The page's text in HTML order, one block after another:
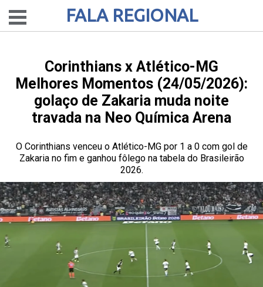
FALA REGIONAL
Corinthians x Atlético-MG
Melhores Momentos (24/05/2026):
golaço de Zakaria muda noite
travada na Neo Química Arena
O Corinthians venceu o Atlético-MG por 1 a 0 com gol de
Zakaria no fim e ganhou fôlego na tabela do Brasileirão
2026.